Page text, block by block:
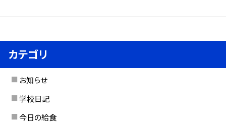
カテゴリ
お知らせ
学校日記
今日の給食